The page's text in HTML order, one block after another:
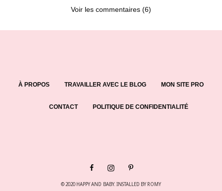
Voir les commentaires (6)
À PROPOS TRAVAILLER AVEC LE BLOG MON SITE PRO
CONTACT POLITIQUE DE CONFIDENTIALITÉ
© 2020 HAPPY AND BABY. INSTALLED BY ROMY